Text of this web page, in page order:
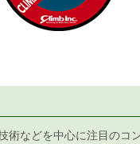
術などを中心に注目のコ